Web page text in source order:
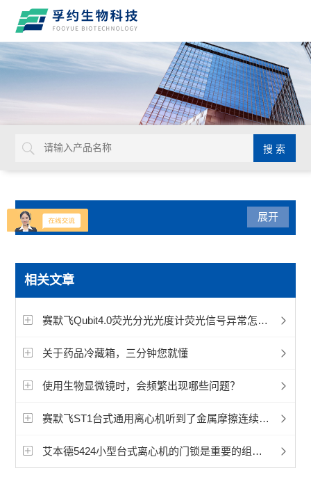
产品分类
USHIO牛尾检查光源装置检查灯
显微镜相机
徕卡Mateo TL倒置数字显微镜
孚约显微镜摄像头相机
蔡司Axioscope 7光学显微镜
展开
相关文章
赛默飞Qubit4.0荧光分光光度计荧光信号异常怎么办
关于药品冷藏箱，三分钟您就懂
使用生物显微镜时，会频繁出现哪些问题？
赛默飞ST1台式通用离心机听到了金属摩擦连续嗡鸣声音怎么解决
艾本德5424小型台式离心机的门锁是重要的组成部分